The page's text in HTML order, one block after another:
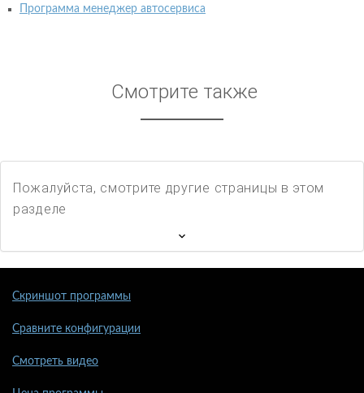
Программа менеджер автосервиса
Смотрите также
Пожалуйста, смотрите другие страницы в этом
разделе
Скриншот программы
Сравните конфигурации
Смотреть видео